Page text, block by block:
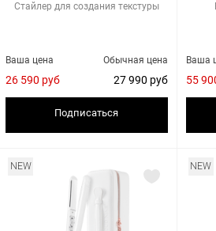
Стайлер для создания текстуры
Обычная цена
27 990 руб
Ваша цена
26 590 руб
Подписаться
Ваша
NEW NEW